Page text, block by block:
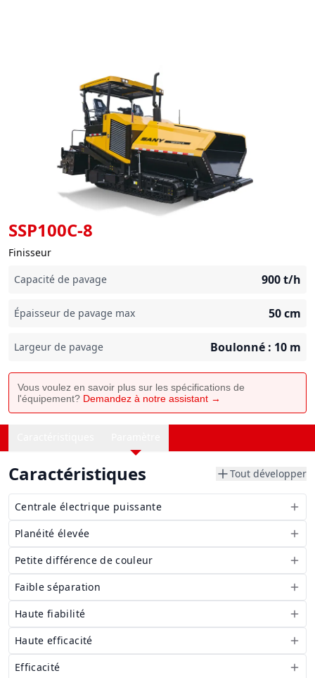
SSP100C-8
Finisseur
Capacité de pavage
900t/h
Épaisseur de pavage max 50cm
Largeur de pavage Boulonné : 10 m
Vous voulez en savoir plus sur les spécifications de
l'équipement? Demandez à notre assistant →
Caractéristiques Tout développer
Centrale électrique puissante
Planéité élevée
Petite différence de couleur
Faible séparation
Haute fiabilité
Haute efficacité
Efficacité